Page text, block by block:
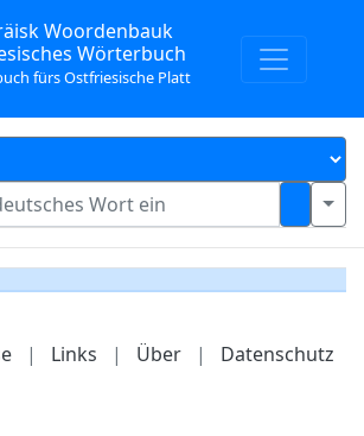
Woordenbauk
Wörterbuch
fürs Ostfriesische Platt
| Links | Über | Datenschutz